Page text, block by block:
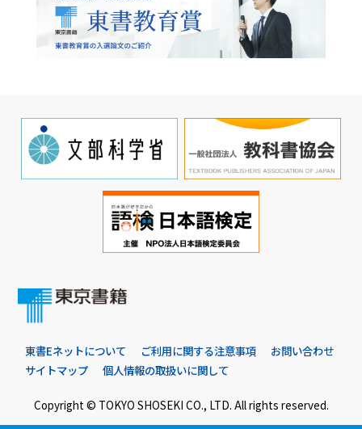
東書Eネットについて ご利用に関する注意事項
お問い合わせ
サイトマップ
個人情報の取扱いに関して
Copyright © TOKYO SHOSEKI CO., LTD. All rights reserved.